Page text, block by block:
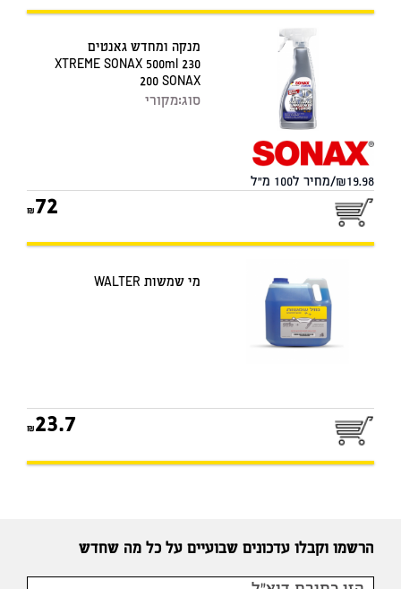
מנקה ומחדש גאנטים
XTREME SONAX 500ml 230
200 SONAX
סוג:מקורי
19.98/מחיר ל100 מ"ל
72
מי שמשות WALTER
23.7
הרשמו וקבלו עדכונים שבועיים על כל מה שחדש